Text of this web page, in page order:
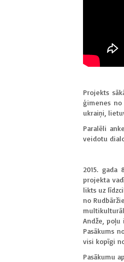
Projekts
ģimenes no
ukraiņi,
Paralēli
veidotu
2015. gada
projekta
likts uz
no
Andže, poļu
Pasākums
visi kopīgi
Pasākumu